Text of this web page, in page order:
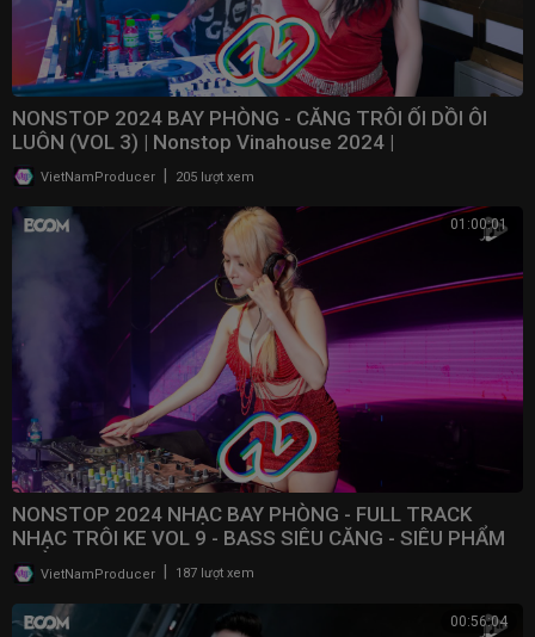
NONSTOP 2024 BAY PHÒNG - CĂNG TRÔI ỐI DỒI ÔI
LUÔN (VOL 3) | Nonstop Vinahouse 2024 | ​
⁠@NONSTOPVNDJ
VietNamProducer 205 lượt xem
01:00:01
NONSTOP 2024 NHẠC BAY PHÒNG - FULL TRACK
NHẠC TRÔI KE VOL 9 - BASS SIÊU CĂNG - SIÊU PHẨM
PHÒNG BAY
VietNamProducer 187 lượt xem
00:56:04